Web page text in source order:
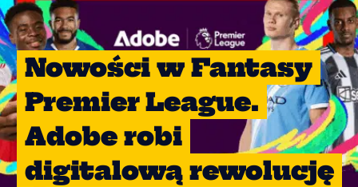
Nowości w Fantasy
Premier League.
Adobe robi
digitalową rewolucję